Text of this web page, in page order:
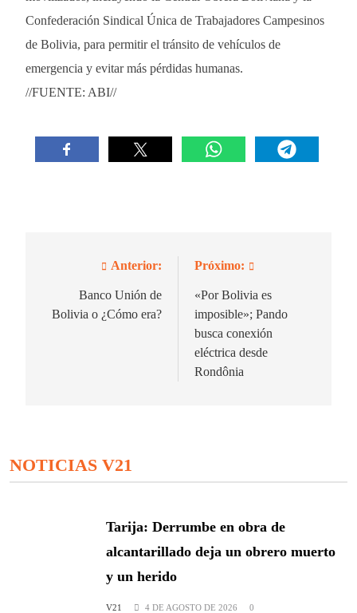
Confederación Sindical Única de Trabajadores Campesinos
de Bolivia, para permitir el tránsito de vehículos de
emergencia y evitar más pérdidas humanas.
//FUENTE: ABI//
Navegación
entradas
Anterior:
Banco Unión de
Bolivia o ¿Cómo era?
Próximo:
«Por Bolivia es
imposible»; Pando
busca conexión
eléctrica desde
Rondônia
NOTICIAS V21
Tarija: Derrumbe en obra de
alcantarillado deja un obrero muerto
y un herido
V21 4 DE AGOSTO DE 2026 0